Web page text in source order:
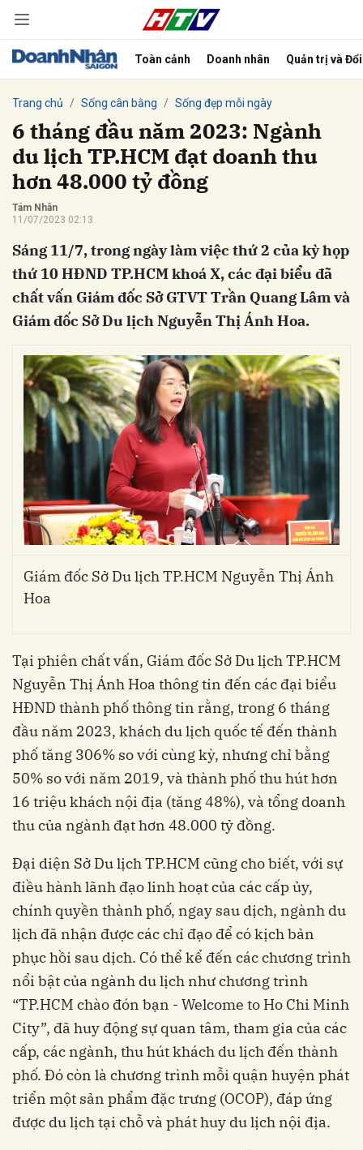
Toàn cảnh Doanh nhân Quản trị và
Trang chủ Sống cân bằng Sống đẹp mỗi ngày
6 tháng đầu năm 2023: Ngành
du lịch TP.HCM đạt doanh thu
hơn 48.000 tỷ đồng
Tám Nhân
11/07/2023 02:13
Sáng 11/7, trong ngày làm việc thứ 2 của kỳ họp
thứ 10 HĐND TP.HCM khoá X, các đại biểu đã
chất vấn Giám đốc Sở GTVT Trần Quang Lâm và
Giám đốc Sở Du lịch Nguyễn Thị Ánh Hoa.
Giám đốc Sở Du lịch TP.HCM Nguyễn Thị Ánh
Hoa
Tại phiên chất vấn, Giám đốc Sở Du lịch TP.HCM
Nguyễn Thị Ánh Hoa thông tin đến các đại biểu
HĐND thành phố thông tin rằng, trong 6 tháng
đầu năm 2023, khách du lịch quốc tế đến thành
phố tăng 306% so với cùng kỳ, nhưng chỉ bằng
50% so với năm 2019, và thành phố thu hút hơn
16 triệu khách nội địa (tăng 48%), và tổng doanh
thu của ngành đạt hơn 48.000 tỷ đồng.
Đại diện Sở Du lịch TP.HCM cũng cho biết, với sự
điều hành lãnh đạo linh hoạt của các cấp ủy,
chính quyền thành phố, ngay sau dịch, ngành du
lịch đã nhận được các chỉ đạo để có kịch bản
phục hồi sau dịch. Có thể kể đến các chương trình
nổi bật của ngành du lịch như chương trình
“TP.HCM chào đón bạn - Welcome to Ho Chi Minh
City”, đã huy động sự quan tâm, tham gia của các
cấp, các ngành, thu hút khách du lịch đến thành
phố. Đó còn là chương trình mỗi quận huyện phát
triển một sản phẩm đặc trưng (OCOP), đáp ứng
được du lịch tại chỗ và phát huy du lịch nội địa.
Hủy